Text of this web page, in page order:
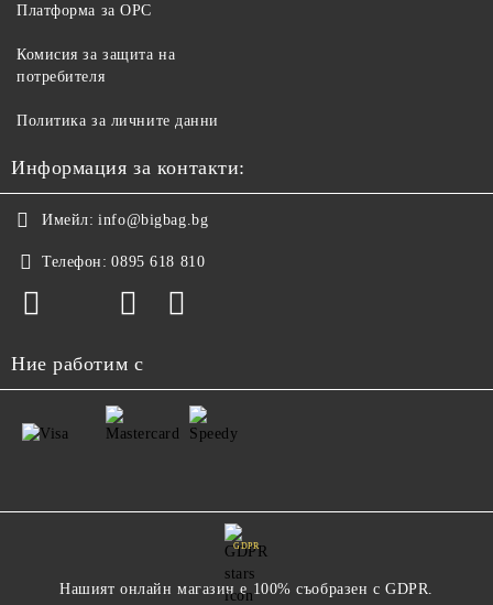
Платформа за ОРС
Комисия за защита на
потребителя
Политика за личните данни
Информация за контакти:
Имейл: info@bigbag.bg
Телефон: 0895 618 810
Ние работим с
GDPR
Нашият онлайн магазин е 100% съобразен с GDPR.